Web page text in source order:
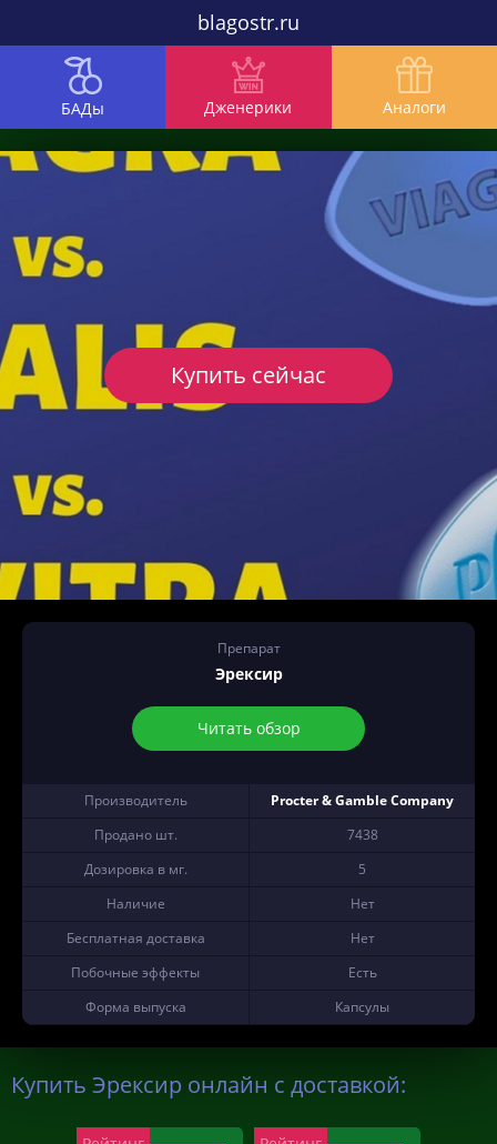
blagostr.ru
БАДы Дженерики Аналоги
Препарат
Эрексир
Читать обзор
Производитель
Procter & Gamble Company
Продано шт.
7438
Дозировка в мг.
5
Наличие
Нет
Бесплатная доставка
Нет
Побочные эффекты
Есть
Форма выпуска
Капсулы
Купить сейчас
Купить Эрексир онлайн с доставкой: